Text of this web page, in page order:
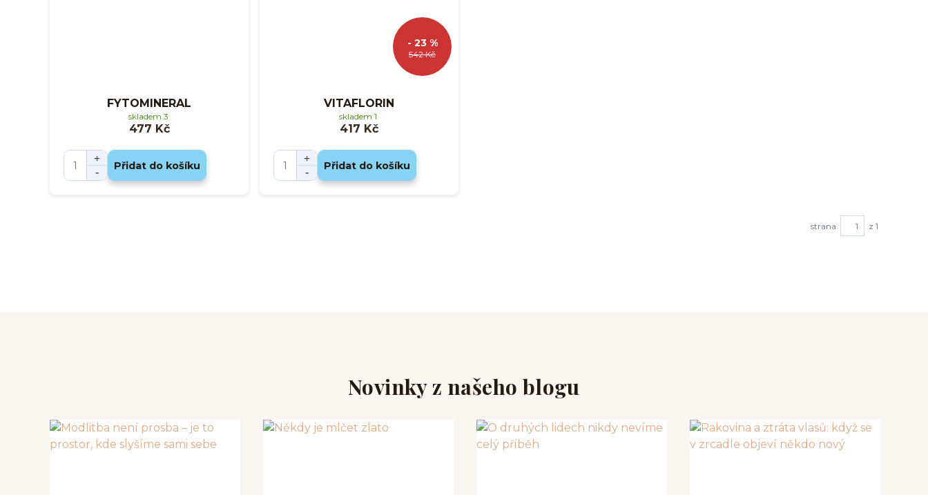
FYTOMINERAL
477 Kč
skladem 3
Přidat do košíku
542 Kč
- 23 %
VITAFLORIN
417 Kč
skladem 1
Přidat do košíku
strana z 1
Novinky z našeho blogu